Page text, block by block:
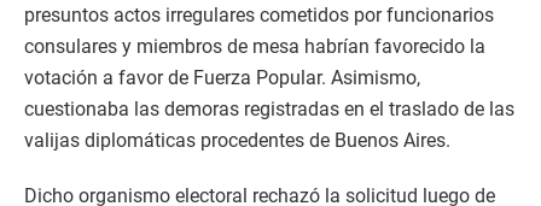
presuntos actos irregulares cometidos por funcionarios
consulares y miembros de mesa habrían favorecido la
votación a favor de Fuerza Popular. Asimismo,
cuestionaba las demoras registradas en el traslado de las
valijas diplomáticas procedentes de Buenos Aires.
Dicho organismo electoral rechazó la solicitud luego de